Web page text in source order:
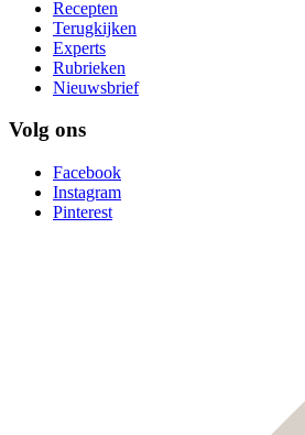
Recepten
Terugkijken
Experts
Rubrieken
Nieuwsbrief
Volg ons
Facebook
Instagram
Pinterest